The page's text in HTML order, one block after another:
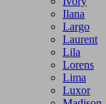
Ilana
Largo
Laurent
Lila
Lorens
Lima
Luxor